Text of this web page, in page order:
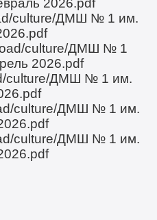
culture/ДМШ № 1 им.
culture/ДМШ № 1
2026.pdf
culture/ДМШ № 1 им.
culture/ДМШ № 1 им.
culture/ДМШ № 1 им.